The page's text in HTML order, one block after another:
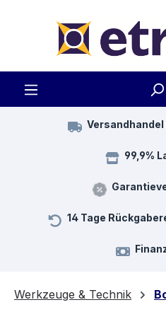
Versandhandel
99,9%
14 Tage
Werkzeuge & Technik